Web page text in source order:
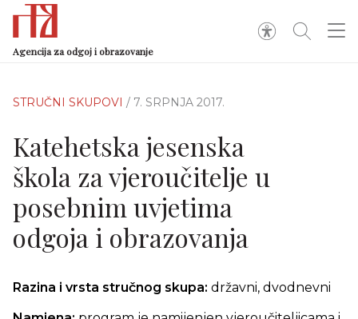
Agencija za odgoj i obrazovanje
STRUČNI SKUPOVI / 7. SRPNJA 2017.
Katehetska jesenska
škola za vjeroučitelje u
posebnim uvjetima
odgoja i obrazovanja
Razina i vrsta stručnog skupa: državni, dvodnevni